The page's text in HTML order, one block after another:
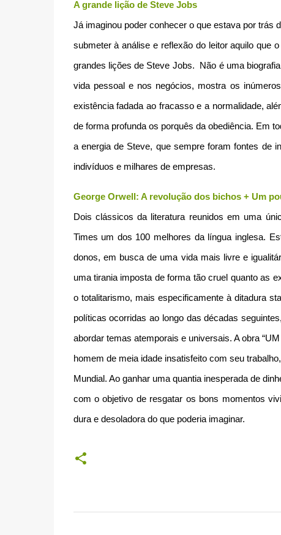
A grande lição de Steve Jobs
Já imaginou poder conhecer o que estava por trás
submeter à análise e reflexão do leitor aquilo que
grandes lições de Steve Jobs. Não é uma
vida pessoal e nos negócios, mostra os
existência fadada ao fracasso e a normalidade,
de forma profunda os porquês da obediência. Em
a energia de Steve, que sempre foram fontes de
indivíduos e milhares de empresas.
George Orwell: A revolução dos bichos + Um
Dois clássicos da literatura reunidos em uma
Times um dos 100 melhores da língua inglesa.
donos, em busca de uma vida mais livre e
uma tirania imposta de forma tão cruel quanto as
o totalitarismo, mais especificamente à ditadura
políticas ocorridas ao longo das décadas
abordar temas atemporais e universais. A obra
homem de meia idade insatisfeito com seu
Mundial. Ao ganhar uma quantia inesperada de
com o objetivo de resgatar os bons momentos
dura e desoladora do que poderia imaginar.